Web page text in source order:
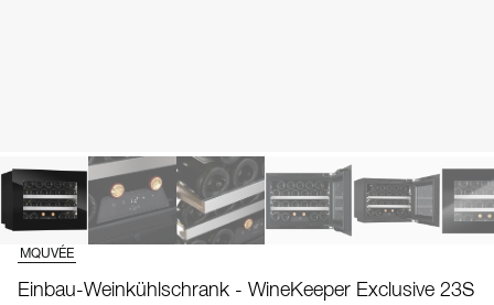
MQUVÉE
Einbau-Weinkühlschrank - WineKeeper Exclusive 23S